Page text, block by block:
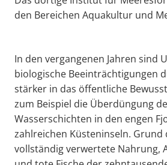
den Bereichen Aquakultur und
In den vergangenen Jahren sind
biologische Beeinträchtigungen
stärker in das öffentliche
zum Beispiel die Überdüngung
Wasserschichten in den engen
zahlreichen Küsteninseln.
vollständig verwertete Nahrung,